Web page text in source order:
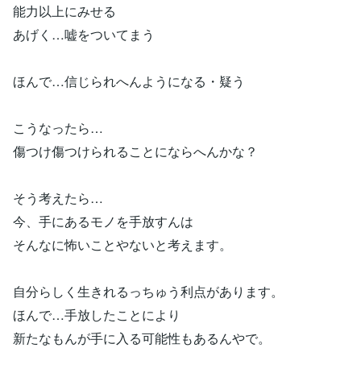
能力以上にみせる
あげく…嘘をついてまう
ほんで…信じられへんようになる・疑う
こうなったら…
傷つけ傷つけられることにならへんかな？
そう考えたら…
今、手にあるモノを手放すんは
そんなに怖いことやないと考えます。
自分らしく生きれるっちゅう利点があります。
ほんで…手放したことにより
新たなもんが手に入る可能性もあるんやで。